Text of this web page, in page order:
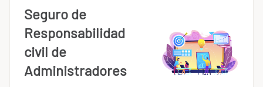
Seguro de
Responsabilidad
civil de
Administradores